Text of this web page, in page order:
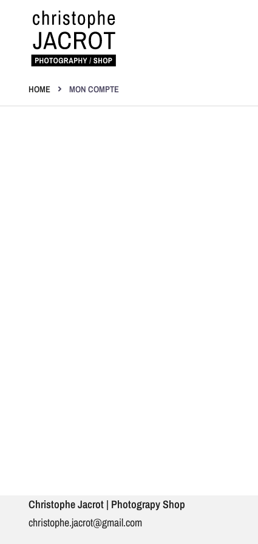
Christophe Jacrot
Photography | Shop
HOME MON COMPTE
Christophe Jacrot | Photograpy Shop
christophe.jacrot@gmail.com